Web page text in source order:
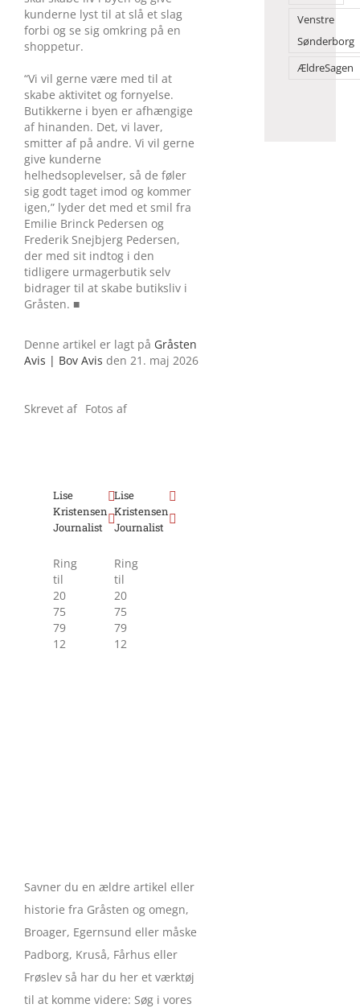
kunderne lyst til at slå et slag
forbi og se sig omkring på en
shoppetur.
“Vi vil gerne være med til at
skabe aktivitet og fornyelse.
Butikkerne i byen er afhængige
af hinanden. Det, vi laver,
smitter af på andre. Vi vil gerne
give kunderne
helhedsoplevelser, så de føler
sig godt taget imod og kommer
igen,” lyder det med et smil fra
Emilie Brinck Pedersen og
Frederik Snejbjerg Pedersen,
der med sit indtog i den
tidligere urmagerbutik selv
bidrager til at skabe butiksliv i
Gråsten. ■
Denne artikel er lagt på Gråsten
Avis | Bov Avis den 21. maj 2026
Skrevet af
Lise
Kristensen
Journalist
Ring
til
20
75
79
12
Fotos af
Lise
Kristensen
Journalist
Ring
til
20
75
79
12
Savner du en ældre artikel eller
historie fra Gråsten og omegn,
Broager, Egernsund eller måske
Padborg, Kruså, Fårhus eller
Frøslev så har du her et værktøj
til at komme videre: Søg i vores
Venstre
Sønderborg
ÆldreSagen